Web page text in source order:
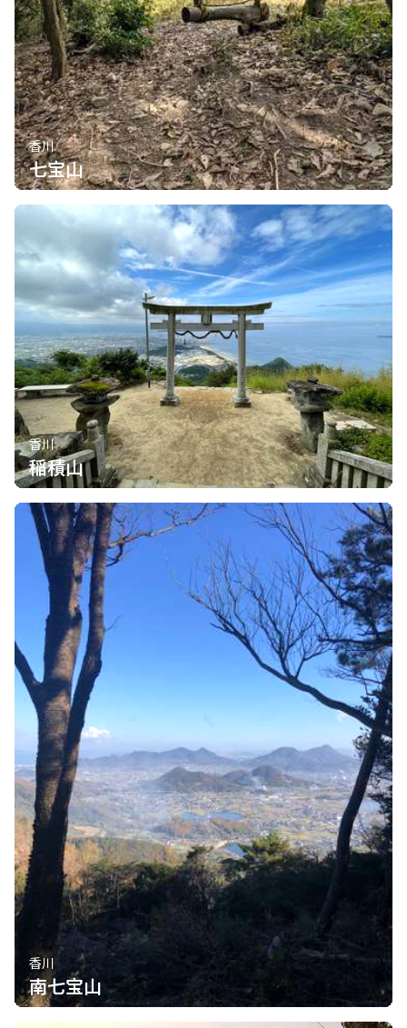
香川
七宝山
香川
稲積山
香川
南七宝山